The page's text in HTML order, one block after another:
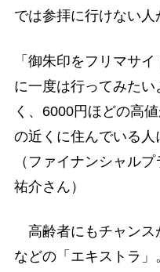
では参拝に行けない人
「御朱印をフリマサ
に一度は行ってみた
く、6000円ほどの高
の近くに住んでいる人
（ファイナンシャル
祐介さん）
高齢者にもチャンス
などの「エキストラ